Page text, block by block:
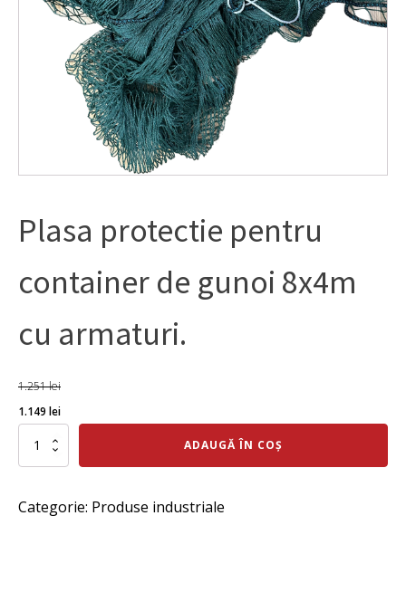
Plasa protectie pentru
container de gunoi 8x4m
cu armaturi.
1.251lei
Prețul
inițial
a
1.251 lei.
1.149 leiPrețul
este:
Cantitate
container
ADAUGĂ ÎN COȘ
Categorie: Produse industriale